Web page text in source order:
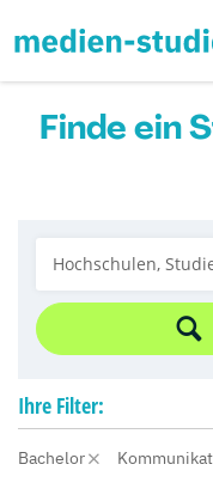
Finde ein
Ihre Filter:
Bachelor